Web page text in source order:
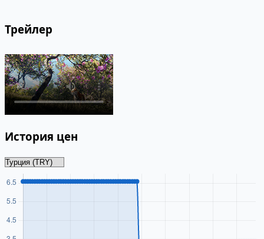
Трейлер
История цен